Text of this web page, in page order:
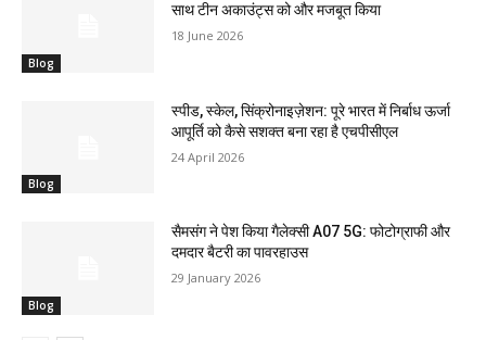
Blog
साथ टीन अकाउंट्स को और मजबूत किया
18 June 2026
Blog
स्पीड, स्केल, सिंक्रोनाइज़ेशन: पूरे भारत में निर्बाध ऊर्जा
आपूर्ति को कैसे सशक्त बना रहा है एचपीसीएल
24 April 2026
Blog
सैमसंग ने पेश किया गैलेक्सी A07 5G: फोटोग्राफी और
दमदार बैटरी का पावरहाउस
29 January 2026